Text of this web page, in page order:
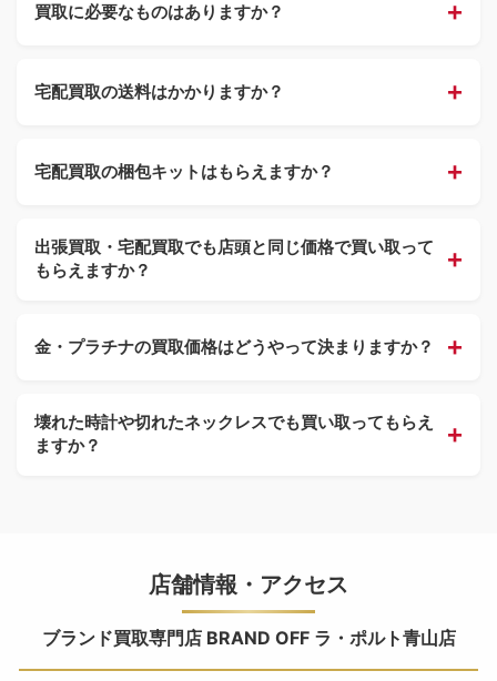
買取に必要なものはありますか？
宅配買取の送料はかかりますか？
宅配買取の梱包キットはもらえますか？
出張買取・宅配買取でも店頭と同じ価格で買い取って
もらえますか？
金・プラチナの買取価格はどうやって決まりますか？
壊れた時計や切れたネックレスでも買い取ってもらえ
ますか？
店舗情報・アクセス
BRAND OFF ラ・ポルト青山店 店舗情報・アクセス。〒
ブランド買取専門店 BRAND OFF ラ・ポルト青山店